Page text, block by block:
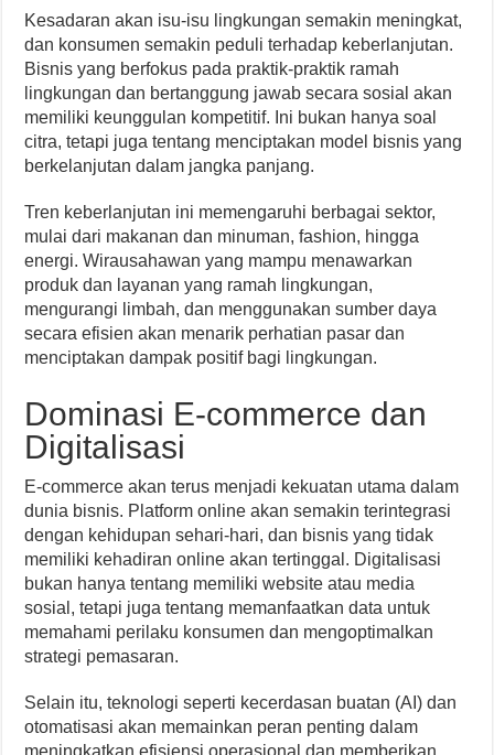
Kesadaran akan isu-isu lingkungan semakin meningkat,
dan konsumen semakin peduli terhadap keberlanjutan.
Bisnis yang berfokus pada praktik-praktik ramah
lingkungan dan bertanggung jawab secara sosial akan
memiliki keunggulan kompetitif. Ini bukan hanya soal
citra, tetapi juga tentang menciptakan model bisnis yang
berkelanjutan dalam jangka panjang.
Tren keberlanjutan ini memengaruhi berbagai sektor,
mulai dari makanan dan minuman, fashion, hingga
energi. Wirausahawan yang mampu menawarkan
produk dan layanan yang ramah lingkungan,
mengurangi limbah, dan menggunakan sumber daya
secara efisien akan menarik perhatian pasar dan
menciptakan dampak positif bagi lingkungan.
Dominasi E-commerce dan
Digitalisasi
E-commerce akan terus menjadi kekuatan utama dalam
dunia bisnis. Platform online akan semakin terintegrasi
dengan kehidupan sehari-hari, dan bisnis yang tidak
memiliki kehadiran online akan tertinggal. Digitalisasi
bukan hanya tentang memiliki website atau media
sosial, tetapi juga tentang memanfaatkan data untuk
memahami perilaku konsumen dan mengoptimalkan
strategi pemasaran.
Selain itu, teknologi seperti kecerdasan buatan (AI) dan
otomatisasi akan memainkan peran penting dalam
meningkatkan efisiensi operasional dan memberikan